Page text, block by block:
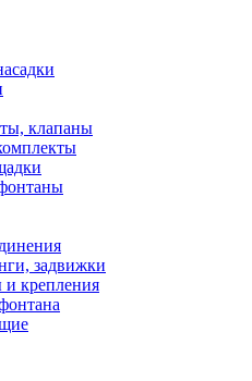
клапаны
задвижки
крепления